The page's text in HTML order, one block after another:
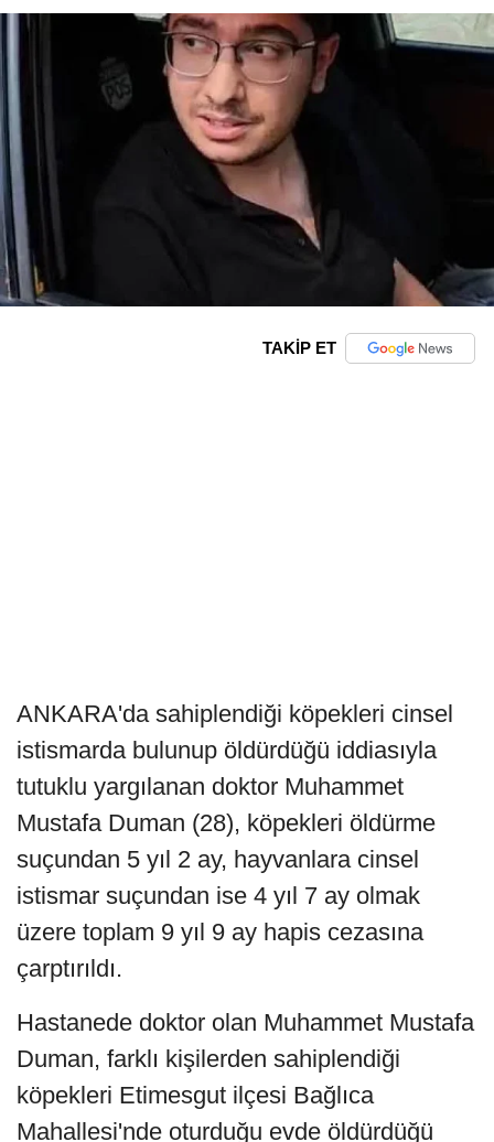
TAKİP ET
ANKARA'da sahiplendiği köpekleri cinsel
istismarda bulunup öldürdüğü iddiasıyla
tutuklu yargılanan doktor Muhammet
Mustafa Duman (28), köpekleri öldürme
suçundan 5 yıl 2 ay, hayvanlara cinsel
istismar suçundan ise 4 yıl 7 ay olmak
üzere toplam 9 yıl 9 ay hapis cezasına
çarptırıldı.
Hastanede doktor olan Muhammet Mustafa
Duman, farklı kişilerden sahiplendiği
köpekleri Etimesgut ilçesi Bağlıca
Mahallesi'nde oturduğu evde öldürdüğü